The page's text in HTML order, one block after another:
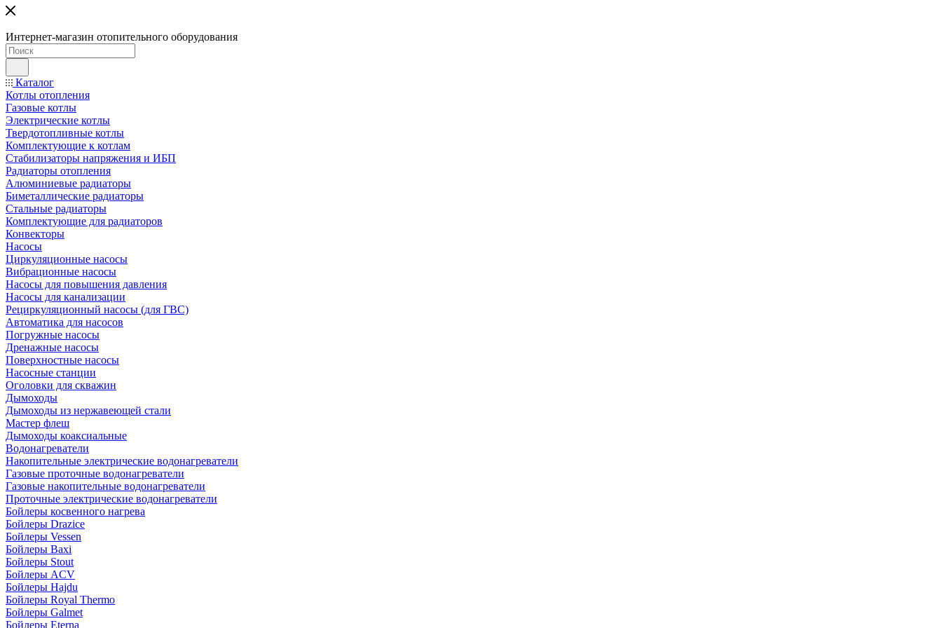
Интернет-магазин отопительного оборудования
Каталог
Котлы отопления
Газовые котлы
Электрические котлы
Твердотопливные котлы
Комплектующие к котлам
Стабилизаторы напряжения и ИБП
Радиаторы отопления
Алюминиевые радиаторы
Биметаллические радиаторы
Стальные радиаторы
Комплектующие для радиаторов
Конвекторы
Насосы
Циркуляционные насосы
Вибрационные насосы
Насосы для повышения давления
Насосы для канализации
Рециркуляционный насосы (для ГВС)
Автоматика для насосов
Погружные насосы
Дренажные насосы
Поверхностные насосы
Насосные станции
Оголовки для скважин
Дымоходы
Дымоходы из нержавеющей стали
Мастер флеш
Дымоходы коаксиальные
Водонагреватели
Накопительные электрические водонагреватели
Газовые проточные водонагреватели
Газовые накопительные водонагреватели
Проточные электрические водонагреватели
Бойлеры косвенного нагрева
Бойлеры Drazice
Бойлеры Vessen
Бойлеры Baxi
Бойлеры Stout
Бойлеры ACV
Бойлеры Hajdu
Бойлеры Royal Thermo
Бойлеры Galmet
Бойлеры Eterna